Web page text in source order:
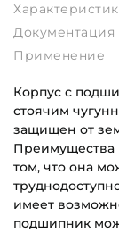
Применение
Документация
Корпус с
стоячим
защищен от
Преимущества
том, что она
имеет
подшипник